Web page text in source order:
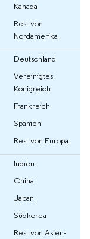
Kanada
Rest von
Nordamerika
Deutschland
Vereinigtes
Königreich
Frankreich
Spanien
Rest von Europa
Indien
China
Japan
Südkorea
Rest von Asien-